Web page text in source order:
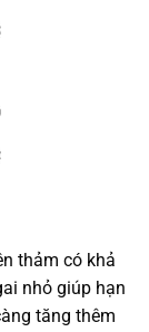
thảm có khả
nhỏ giúp hạn
tăng thêm